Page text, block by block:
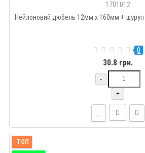
1701012
Нейлоновий дюбель 12мм х 160мм + шуруп ..
0
30.8 грн.
-
+
ТОП